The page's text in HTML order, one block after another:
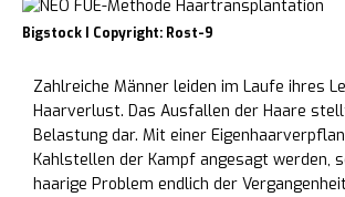
Bigstock I Copyright: Rost-9
Zahlreiche Männer leiden im Laufe ihres
Haarverlust. Das Ausfallen der Haare
Belastung dar. Mit einer
Kahlstellen der Kampf angesagt werden,
haarige Problem endlich der